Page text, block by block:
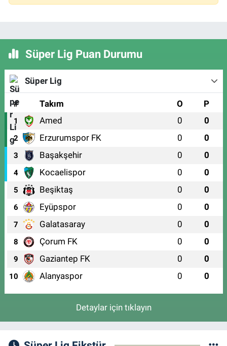
Süper Lig Puan Durumu
Süper Lig
# Takım O P
1 Amed 0 0
2 Erzurumspor FK 0 0
3 Başakşehir 0 0
4 Kocaelispor 0 0
5 Beşiktaş 0 0
6 Eyüpspor 0 0
7 Galatasaray 0 0
8 Çorum FK 0 0
9 Gaziantep FK 0 0
10 Alanyaspor 0 0
Detaylar için tıklayın